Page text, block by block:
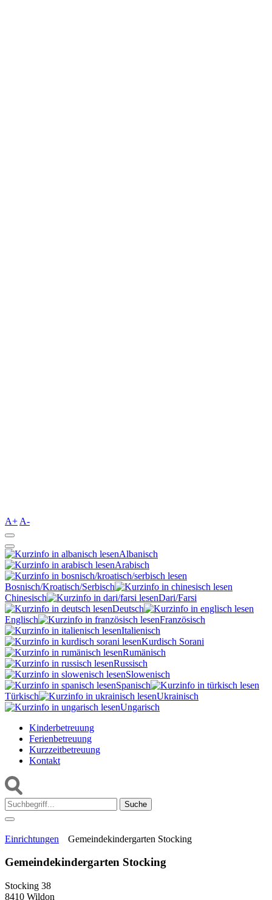
A+ A-
Albanisch
Arabisch
Bosnisch/Kroatisch/Serbisch
Chinesisch
Dari/Farsi
Deutsch
Englisch
Französisch
Italienisch
Kurdisch Sorani‎
Rumänisch
Russisch
Slowenisch
Spanisch
Türkisch
Ukrainisch
Ungarisch
Kinderbetreuung
Ferienbetreuung
Kurzzeitbetreuung
Kontakt
Suche:
Einrichtungen Gemeindekindergarten Stocking
Gemeindekindergarten Stocking
Stocking 38
8410 Wildon